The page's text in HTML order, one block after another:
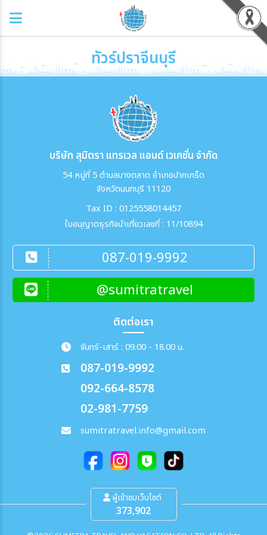
ทัวร์ปราจีนบุรี
บริษัท สุมิตรา แทรเวล แอนด์ เวเคชั่น จำกัด
54 หมู่ที่ 5 ตำบลบางตลาด อำเภอปากเกร็ด
จังหวัดนนทบุรี 11120
Tax ID : 0125558014457
ใบอนุญาตธุรกิจนำเที่ยวเลขที่ : 11/10894
087-019-9992
@sumitratravel
ติดต่อเรา
จันทร์-เสาร์ : 09.00 - 18.00 น.
087-019-9992
092-664-8578
02-981-7759
sumitratravel.info@gmail.com
ผู้เข้าชมเว็บไซต์
373,902